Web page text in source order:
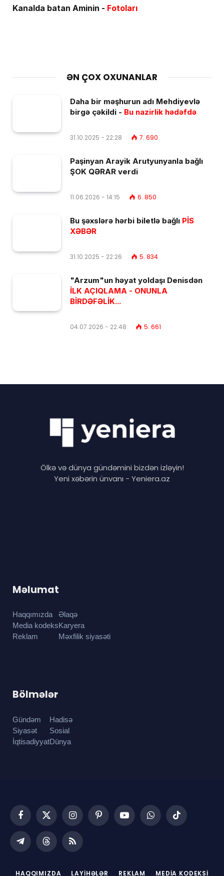
Kanalda batan Aminin - Fotoları
ƏN ÇOX OXUNANLAR
Daha bir məşhurun adı Mehdiyevlə
birgə çəkildi - Bu nazirlik hədəfdə
31.10.2025 - 22:28 7. 690
Paşinyan Arayik Arutyunyanla bağlı
ŞOK QƏRAR verdi
11.06.2026 - 14:15 6. 850
Bu şəxslərə hərbi biletlə bağlı PİS
XƏBƏR
31.10.2025 - 22:26 5. 834
"Arzum"un həyat yoldaşı Denisdən
İLK AÇIQLAMA - ONUNLA
BİRDƏFƏLİK...
04.07.2026 - 22:48 5. 661
Ölkə və dünya gündəmini bizdən izləyin!
Yeni xəbərin ünvanı - Yeniera.az
Məlumat
Haqqımızda
Media kodeks
Reklam
Əlaqə
Karyera
Məxfilik siyasəti
Bölmələr
Gündəm
Siyasət
İqtisadiyyat
Hadisə
Sosial
Dünya
Facebook
X
(Twitter)
InstagramPinterestYouTubeWhatsAppTikTok
TelegramThreadsRSS
HAQQIMIZDA LAYIHƏLƏR REKLAM MEDIA KODEKSI